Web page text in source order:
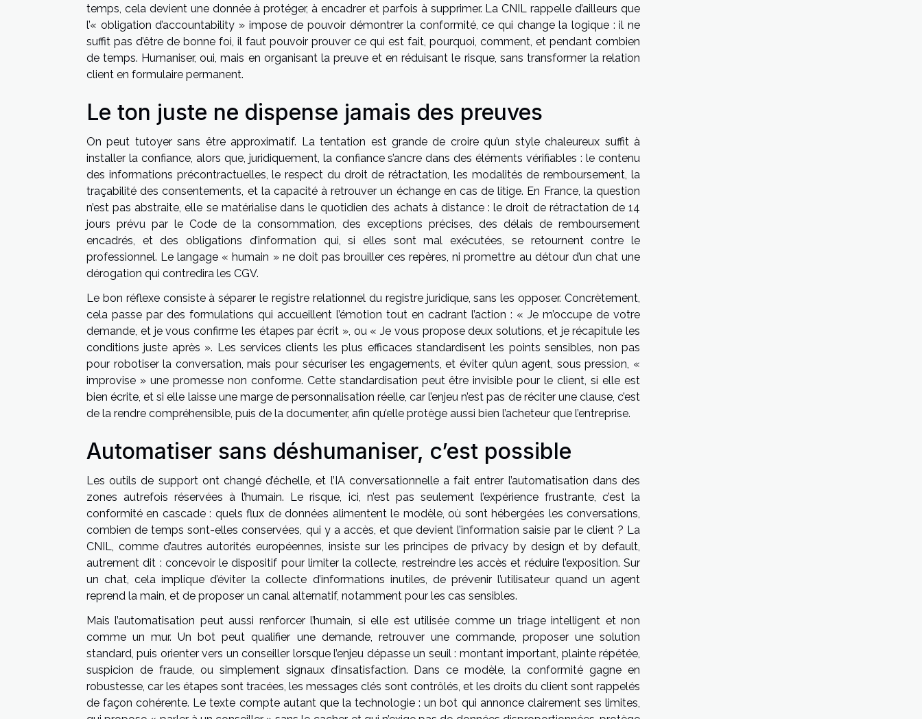
temps, cela devient une donnée à protéger, à encadrer et parfois à supprimer. La CNIL rappelle d’ailleurs que
l’« obligation d’accountability » impose de pouvoir démontrer la conformité, ce qui change la logique : il ne
suffit pas d’être de bonne foi, il faut pouvoir prouver ce qui est fait, pourquoi, comment, et pendant combien
de temps. Humaniser, oui, mais en organisant la preuve et en réduisant le risque, sans transformer la relation
client en formulaire permanent.
Le ton juste ne dispense jamais des preuves
On peut tutoyer sans être approximatif. La tentation est grande de croire qu’un style chaleureux suffit à
installer la confiance, alors que, juridiquement, la confiance s’ancre dans des éléments vérifiables : le contenu
des informations précontractuelles, le respect du droit de rétractation, les modalités de remboursement, la
traçabilité des consentements, et la capacité à retrouver un échange en cas de litige. En France, la question
n’est pas abstraite, elle se matérialise dans le quotidien des achats à distance : le droit de rétractation de 14
jours prévu par le Code de la consommation, des exceptions précises, des délais de remboursement
encadrés, et des obligations d’information qui, si elles sont mal exécutées, se retournent contre le
professionnel. Le langage « humain » ne doit pas brouiller ces repères, ni promettre au détour d’un chat une
dérogation qui contredira les CGV.
Le bon réflexe consiste à séparer le registre relationnel du registre juridique, sans les opposer. Concrètement,
cela passe par des formulations qui accueillent l’émotion tout en cadrant l’action : « Je m’occupe de votre
demande, et je vous confirme les étapes par écrit », ou « Je vous propose deux solutions, et je récapitule les
conditions juste après ». Les services clients les plus efficaces standardisent les points sensibles, non pas
pour robotiser la conversation, mais pour sécuriser les engagements, et éviter qu’un agent, sous pression, «
improvise » une promesse non conforme. Cette standardisation peut être invisible pour le client, si elle est
bien écrite, et si elle laisse une marge de personnalisation réelle, car l’enjeu n’est pas de réciter une clause, c’est
de la rendre compréhensible, puis de la documenter, afin qu’elle protège aussi bien l’acheteur que l’entreprise.
Automatiser sans déshumaniser, c’est possible
Les outils de support ont changé d’échelle, et l’IA conversationnelle a fait entrer l’automatisation dans des
zones autrefois réservées à l’humain. Le risque, ici, n’est pas seulement l’expérience frustrante, c’est la
conformité en cascade : quels flux de données alimentent le modèle, où sont hébergées les conversations,
combien de temps sont-elles conservées, qui y a accès, et que devient l’information saisie par le client ? La
CNIL, comme d’autres autorités européennes, insiste sur les principes de privacy by design et by default,
autrement dit : concevoir le dispositif pour limiter la collecte, restreindre les accès et réduire l’exposition. Sur
un chat, cela implique d’éviter la collecte d’informations inutiles, de prévenir l’utilisateur quand un agent
reprend la main, et de proposer un canal alternatif, notamment pour les cas sensibles.
Mais l’automatisation peut aussi renforcer l’humain, si elle est utilisée comme un triage intelligent et non
comme un mur. Un bot peut qualifier une demande, retrouver une commande, proposer une solution
standard, puis orienter vers un conseiller lorsque l’enjeu dépasse un seuil : montant important, plainte répétée,
suspicion de fraude, ou simplement signaux d’insatisfaction. Dans ce modèle, la conformité gagne en
robustesse, car les étapes sont tracées, les messages clés sont contrôlés, et les droits du client sont rappelés
de façon cohérente. Le texte compte autant que la technologie : un bot qui annonce clairement ses limites,